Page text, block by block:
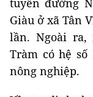
nông nghiệp.
Về quy định
các hồ sơ xác
đã được cơ